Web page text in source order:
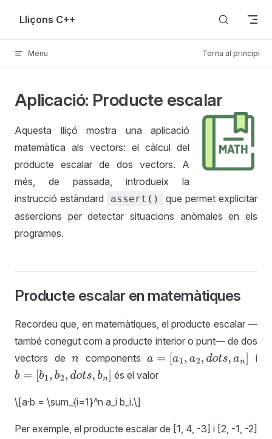
Skip to content
Lliçons C++
Menu Torna al principi
rellotge
Aplicació: Producte escalar
Aquesta lliçó mostra una aplicació
matemàtica als vectors: el càlcul del
producte escalar de dos vectors. A
més, de passada, introdueix la
instrucció estàndard
assert()
que permet explicitar
assercions per detectar situacions anòmales en els
programes.
Producte escalar en matemàtiques
Recordeu que, en matemàtiques, el producte escalar —
també conegut com a producte interior o punt— de dos
vectors den componentsa=[a 1,a2, dots,an]
i
b =[b 1,b2 ,dot s,bn] és el valor
\[a·b = \sum_{i=1}^n a_i b_i.\]
Per exemple, el producte escalar de [1, 4, -3] i [2, -1, -2]